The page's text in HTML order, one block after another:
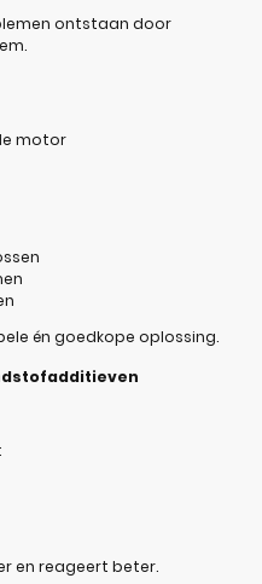
ontstaan door
motor
én goedkope oplossing.
en reageert beter.